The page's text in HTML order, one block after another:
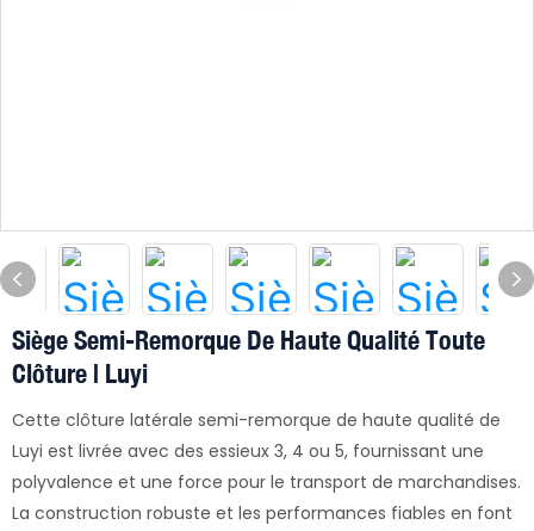
Siège Semi-Remorque De Haute Qualité Toute
Clôture | Luyi
Cette clôture latérale semi-remorque de haute qualité de
Luyi est livrée avec des essieux 3, 4 ou 5, fournissant une
polyvalence et une force pour le transport de marchandises.
La construction robuste et les performances fiables en font